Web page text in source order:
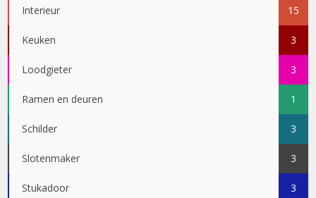
Interieur 15
Keuken 3
Loodgieter 3
Ramen en deuren 1
Schilder 3
Slotenmaker 3
Stukadoor 3